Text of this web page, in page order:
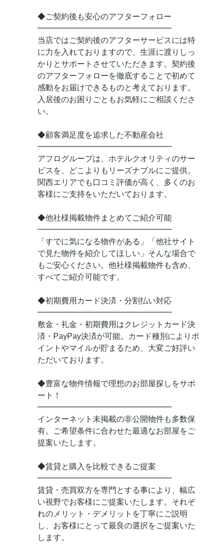
◆ご契約後も安心のアフターフォロー
━━━━━━━━━━━━━━━━━
当店ではご契約後のアフターサービスには特
に力を入れておりますので、生涯に渡りしっ
かりとサポートさせていただきます。契約後
のアフターフォローを徹底することで初めて
感動をお届けできるものと考えております。
入居後のお困りごともお気軽にご相談くださ
い。
◆顧客満足度を追求した不動産会社
━━━━━━━━━━━━━━━━━
アフログループは、ホテルクオリティのサー
ビスを、どこよりもリーズナブルにご提供。
関西エリアでも口コミ評価が高く、多くのお
客様にご支持をいただいております。
◆他社様掲載物件まとめてご紹介可能
━━━━━━━━━━━━━━━━━
「すでに気になる物件がある」「他社サイト
で見た物件を紹介してほしい」そんな場合で
もご安心ください。他社様掲載物件も含め、
すべてご紹介可能です。
◆初期費用カード決済・分割払い対応
━━━━━━━━━━━━━━━━━
敷金・礼金・初期費用はクレジットカード決
済・PayPay決済が可能。カード種別によりポ
イントやマイルが貯まるため、大変ご好評い
ただいております。
◆豊富な物件情報で理想のお部屋探しをサポ
ート！
━━━━━━━━━━━━━━━━━
インターネット未掲載の非公開物件も多数保
有。ご希望条件に合わせた最適なお部屋をご
提案いたします。
◆賃貸と購入を比較できるご提案
━━━━━━━━━━━━━━━━━
賃貸・売買双方を専門とする事により、幅広
い視野でお客様にご提案いたします。それぞ
れのメリット・デメリットを丁寧にご説明
し、お客様にとって最良の選択をご提案いた
します。